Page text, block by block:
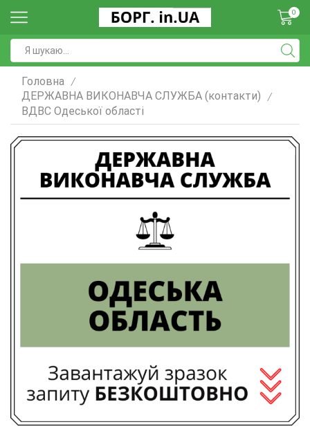
0
Головна /
ДЕРЖАВНА ВИКОНАВЧА СЛУЖБА (контакти) /
ВДВС Одеської області